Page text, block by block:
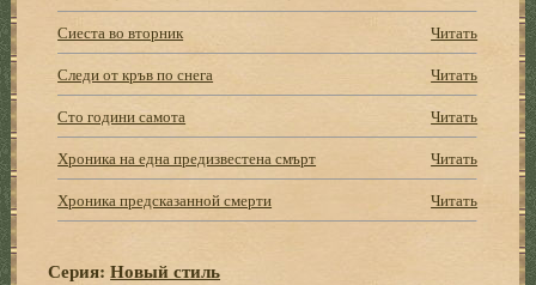
Сиеста во вторник
Читать
Следи от кръв по снега
Читать
Сто години самота
Читать
Хроника на една предизвестена смърт
Читать
Хроника предсказанной смерти
Читать
Серия:Новый стиль